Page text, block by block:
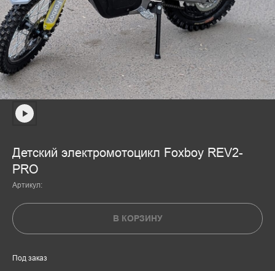
Детский электромотоцикл Foxboy REV2-
PRO
Артикул:
В КОРЗИНУ
Под заказ